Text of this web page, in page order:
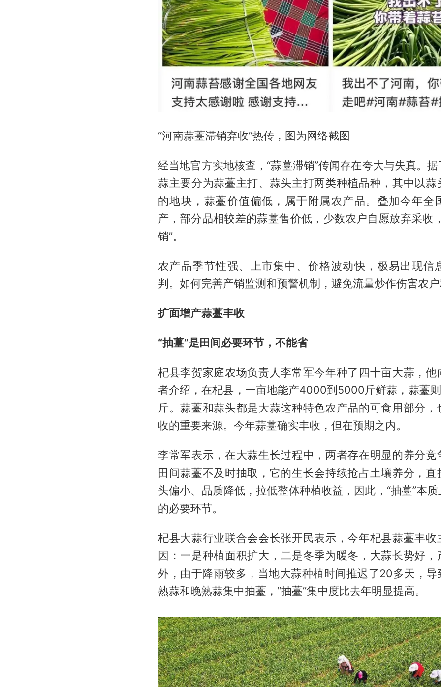
“河南蒜薹滞销弃收”热传，图为网络截图
经当地官方实地核查，“蒜薹滞销”传闻存在夸大与失真。
蒜主要分为蒜薹主打、蒜头主打两类种植品种，其中以蒜
的地块，蒜薹价值偏低，属于附属农产品。叠加今年全
产，部分品相较差的蒜薹售价低，少数农户自愿放弃采收
销”。
农产品季节性强、上市集中、价格波动快，极易出现信
判。如何完善产销监测和预警机制，避免流量炒作伤害农
扩面增产蒜薹丰收
“抽薹”是田间必要环节，不能省
杞县李贺家庭农场负责人李常军今年种了四十亩大蒜，他
者介绍，在杞县，一亩地能产4000到5000斤鲜蒜，蒜薹
斤。蒜薹和蒜头都是大蒜这种特色农产品的可食用部分，
收的重要来源。今年蒜薹确实丰收，但在预期之内。
李常军表示，在大蒜生长过程中，两者存在明显的养分竞
田间蒜薹不及时抽取，它的生长会持续抢占土壤养分，直
头偏小、品质降低，拉低整体种植收益，因此，“抽薹”本
的必要环节。
杞县大蒜行业联合会会长张开民表示，今年杞县蒜薹丰收
因：一是种植面积扩大，二是冬季为暖冬，大蒜长势好，
外，由于降雨较多，当地大蒜种植时间推迟了20多天，导
熟蒜和晚熟蒜集中抽薹，“抽薹”集中度比去年明显提高。